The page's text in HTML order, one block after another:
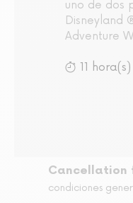
uno de dos
Disneyland
Adventure
11 hora(s)
Cancellation
condiciones